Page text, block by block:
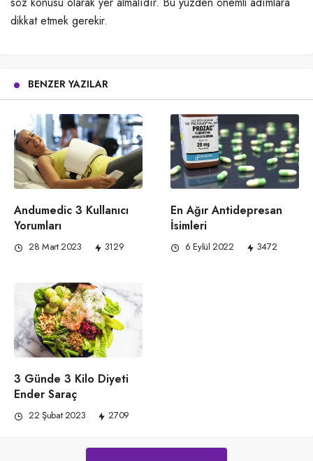
dikkat etmek gerekir.
BENZER YAZILAR
Andumedic 3 Kullanıcı
Yorumları
28 Mart 2023 3129
En Ağır Antidepresan
İsimleri
6 Eylül 2022 3472
3 Günde 3 Kilo Diyeti
Ender Saraç
22 Şubat 2023 2709